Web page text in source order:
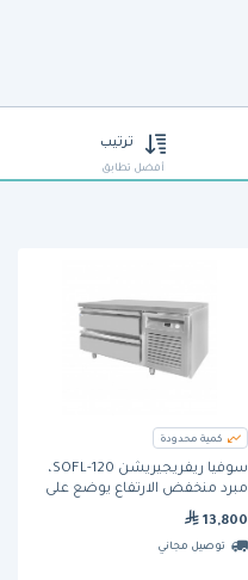
ترتيب
أفضل تطابق
كمية محدودة
سوفيا ريفريجيريشن SOFL-120،
مبرد منخفض الارتفاع يوضع على
الطاولة، ببابين
13,800
توصيل مجاني